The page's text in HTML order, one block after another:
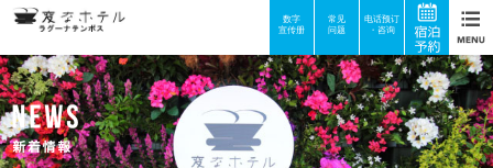
常见
问题
电话预订
・咨询
数字
宣传册